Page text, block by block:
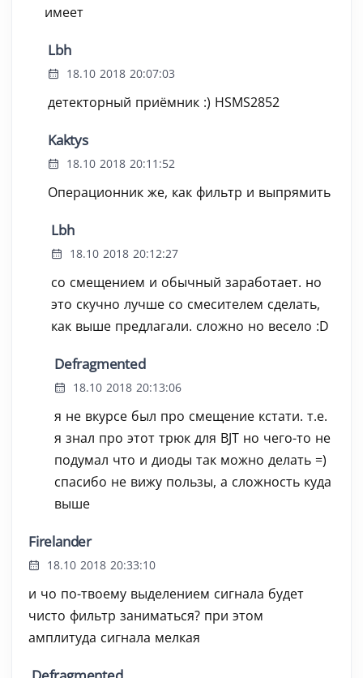
имеет
Lbh
18.10 2018 20:07:03
детекторный приёмник :) HSMS2852
Kaktys
18.10 2018 20:11:52
Операционник же, как фильтр и выпрямить
Lbh
18.10 2018 20:12:27
со смещением и обычный заработает. но
это скучно лучше со смесителем сделать,
как выше предлагали. сложно но весело :D
Defragmented
18.10 2018 20:13:06
я не вкурсе был про смещение кстати. т.е.
я знал про этот трюк для BJT но чего-то не
подумал что и диоды так можно делать =)
спасибо не вижу пользы, а сложность куда
выше
Firelander
18.10 2018 20:33:10
и чо по-твоему выделением сигнала будет
чисто фильтр заниматься? при этом
амплитуда сигнала мелкая